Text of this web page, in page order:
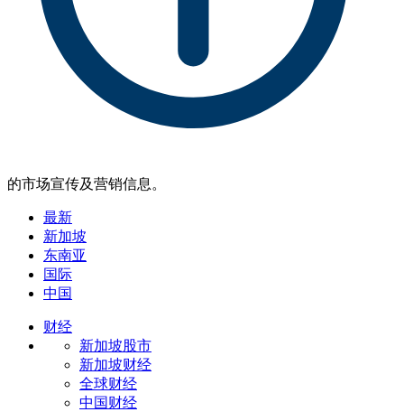
的市场宣传及营销信息。
最新
新加坡
东南亚
国际
中国
财经
新加坡股市
新加坡财经
全球财经
中国财经